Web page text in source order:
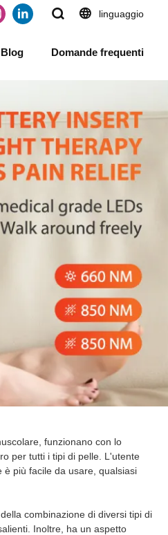
linguaggio
Blog Domande frequenti
funzionano con lo
per tutti i tipi di pelle. L'utente
è più facile da usare, qualsiasi
combinazione di diversi tipi di
Inoltre, ha un aspetto